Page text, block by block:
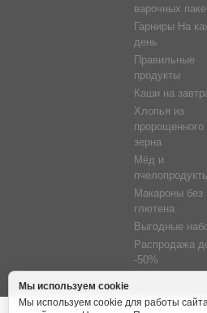
варочных
Гарниры На
день
Правильные
продукты
Каши на
Хлопья из
пророщенного
зерна
Мёд и
Макароны без
глютена
Выгодные
Распродажа
-50%
Мы используем cookie
Мы используем cookie для работы